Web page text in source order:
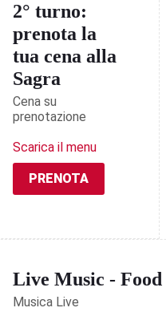
2° turno:
prenota la
tua cena alla
Sagra
Cena su
prenotazione
Scarica il menu
PRENOTA
Live Music -
Musica Live